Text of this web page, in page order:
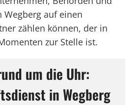
Wegberg auf einen
zählen können, der in
zur Stelle ist.
um die Uhr:
in Wegberg